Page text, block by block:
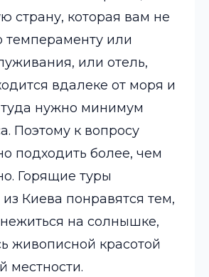
страну, которая вам не
темпераменту или
или отель,
вдалеке от моря и
нужно минимум
Поэтому к вопросу
подходить более, чем
Горящие туры
Киева понравятся тем,
на солнышке,
живописной красотой
местности.